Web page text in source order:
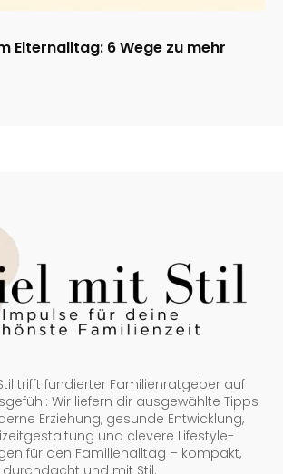
Elternalltag: 6 Wege zu mehr
trifft fundierter Familienratgeber auf
Wir liefern dir ausgewählte Tipps
Erziehung, gesunde Entwicklung,
und clevere Lifestyle-
für den Familienalltag – kompakt,